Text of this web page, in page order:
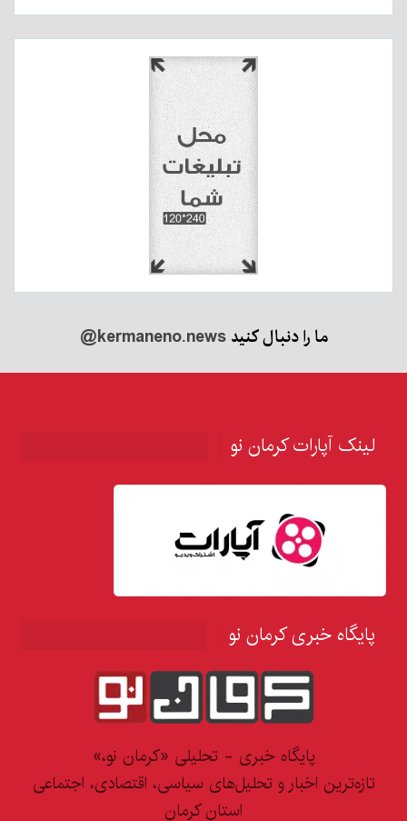
ما را دنبال کنید@kermaneno.news
لینک آپارات کرمان نو
پایگاه خبری کرمان نو
پایگاه خبری - تحلیلی «کرمان نو،»
تازه‌ترین اخبار و تحلیل‌های سیاسی، اقتصادی، اجتماعی
استان کرمان